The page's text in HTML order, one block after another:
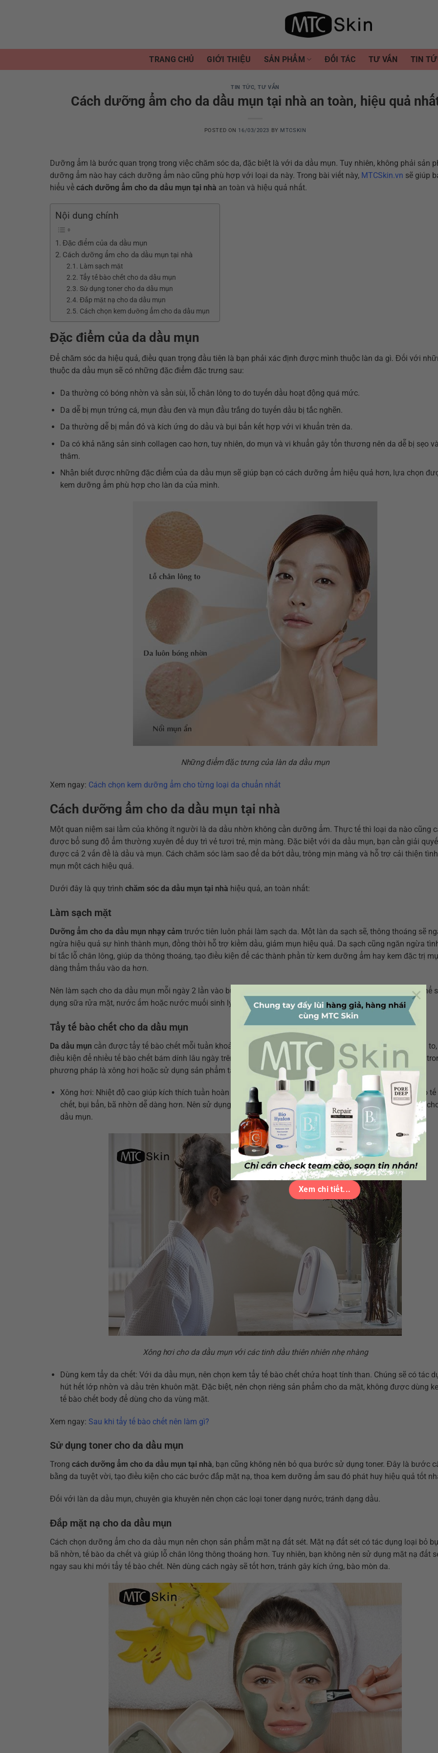
Xem chi tiết...
×
TRANG CHỦ GIỚI THIỆU SẢN PHẨM ĐỐI TÁC TƯ VẤN TIN
TIN TỨC,TƯ VẤN
Cách dưỡng ẩm cho da dầu mụn tại nhà an toàn, hiệu quả
POSTED ON 16/03/2023 BY MTCSKIN
Dưỡng ẩm là bước quan trọng trong việc chăm sóc da, đặc biệt là với da dầu mụn. Tuy nhiên, không phải sản
dưỡng ẩm nào hay cách dưỡng ẩm nào cũng phù hợp với loại da này. Trong bài viết này, MTCSkin.vn sẽ giúp
hiểu về cách dưỡng ẩm cho da dầu mụn tại nhà an toàn và hiệu quả nhất.
Nội dung chính
Đặc điểm của da dầu mụn
Cách dưỡng ẩm cho da dầu mụn tại nhà
Làm sạch mặt
Tẩy tế bào chết cho da dầu mụn
Sử dụng toner cho da dầu mụn
Đắp mặt nạ cho da dầu mụn
Cách chọn kem dưỡng ẩm cho da dầu mụn
Đặc điểm của da dầu mụn
Để chăm sóc da hiệu quả, điều quan trọng đầu tiên là bạn phải xác định được mình thuộc làn da gì. Đối với
thuộc da dầu mụn sẽ có những đặc điểm đặc trưng sau:
Da thường có bóng nhờn và sần sùi, lỗ chân lông to do tuyến dầu hoạt động quá mức.
Da dễ bị mụn trứng cá, mụn đầu đen và mụn đầu trắng do tuyến dầu bị tắc nghẽn.
Da thường dễ bị mẩn đỏ và kích ứng do dầu và bụi bẩn kết hợp với vi khuẩn trên da.
Da có khả năng sản sinh collagen cao hơn, tuy nhiên, do mụn và vi khuẩn gây tổn thương nên da dễ bị sẹo
thâm.
Nhận biết được những đặc điểm của da dầu mụn sẽ giúp bạn có cách dưỡng ẩm hiệu quả hơn, lựa chọn
kem dưỡng ẩm phù hợp cho làn da của mình.
Những điểm đặc trưng của làn da dầu mụn
Xem ngay: Cách chọn kem dưỡng ẩm cho từng loại da chuẩn nhất
Cách dưỡng ẩm cho da dầu mụn tại nhà
Một quan niệm sai lầm của không ít người là da dầu nhờn không cần dưỡng ẩm. Thực tế thì loại da nào cũng
được bổ sung độ ẩm thường xuyên để duy trì vẻ tươi trẻ, mịn màng. Đặc biệt với da dầu mụn, bạn cần giải
được cả 2 vấn đề là dầu và mụn. Cách chăm sóc làm sao để da bớt dầu, trông mịn màng và hỗ trợ cải thiện
mụn một cách hiệu quả.
Dưới đây là quy trình chăm sóc da dầu mụn tại nhà hiệu quả, an toàn nhất:
Làm sạch mặt
Dưỡng ẩm cho da dầu mụn nhạy cảm trước tiên luôn phải làm sạch da. Một làn da sạch sẽ, thông thoáng sẽ
ngừa hiệu quả sự hình thành mụn, đồng thời hỗ trợ kiềm dầu, giảm mụn hiệu quả. Da sạch cũng ngăn ngừa
bí tắc lỗ chân lông, giúp da thông thoáng, tạo điều kiện để các thành phần từ kem dưỡng ẩm hay kem đặc trị
dàng thẩm thấu vào da hơn.
Nên làm sạch cho da dầu mụn mỗi ngày 2 lần vào buổi sáng và tối. Cách làm sạch cho da dầu mụn bạn có thể
dụng sữa rửa mặt, nước ấm hoặc nước muối sinh lý sẽ giúp kháng viêm, giảm sưng mụn hiệu quả.
Tẩy tế bào chết cho da dầu mụn
Da dầu mụn cần được tẩy tế bào chết mỗi tuần khoảng 2 lần. Nguyên nhân là da dầu và mụn có lỗ chân lông
điều kiện để nhiều tế bào chết bám dính lâu ngày trên da. Để loại bỏ lớp da chết này, bạn có thể áp dụng một
phương pháp là xông hơi hoặc sử dụng sản phẩm tẩy tế bào chết dành cho da dầu mụn.
Xông hơi: Nhiệt độ cao giúp kích thích tuần hoàn máu, làm giãn nở lỗ chân lông, làm mềm da, giúp loại bỏ tế
chết, bụi bẩn, bã nhờn dễ dàng hơn. Nên sử dụng các loại tinh dầu thiên nhiên như chanh, sả để xông hơi
dầu mụn.
Xông hơi cho da dầu mụn với các tinh dầu thiên nhiên nhẹ nhàng
Dùng kem tẩy da chết: Với da dầu mụn, nên chọn kem tẩy tế bào chết chứa hoạt tính than. Chúng sẽ có tác
hút hết lớp nhờn và dầu trên khuôn mặt. Đặc biệt, nên chọn riêng sản phẩm cho da mặt, không được dùng
tế bào chết body để dùng cho da vùng mặt.
Xem ngay: Sau khi tẩy tế bào chết nên làm gì?
Sử dụng toner cho da dầu mụn
Trong cách dưỡng ẩm cho da dầu mụn tại nhà, bạn cũng không nên bỏ qua bước sử dụng toner. Đây là bước
bằng da tuyệt vời, tạo điều kiện cho các bước đắp mặt nạ, thoa kem dưỡng ẩm sau đó phát huy hiệu quả tốt
Đối với làn da dầu mụn, chuyên gia khuyên nên chọn các loại toner dạng nước, tránh dạng dầu.
Đắp mặt nạ cho da dầu mụn
Cách chọn dưỡng ẩm cho da dầu mụn nên chọn sản phẩm mặt nạ đất sét. Mặt nạ đất sét có tác dụng loại bỏ
bã nhờn, tế bào da chết và giúp lỗ chân lông thông thoáng hơn. Tuy nhiên, bạn không nên sử dụng mặt nạ đất
ngay sau khi mới tẩy tế bào chết. Nên dùng cách ngày sẽ tốt hơn, tránh gây kích ứng, bào mòn da.